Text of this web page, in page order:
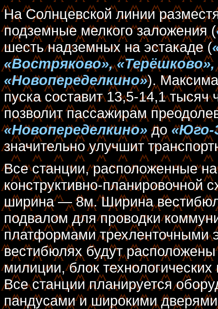
На Солнцевской линии
подземные мелкого заложения (
шесть надземных на эстакаде (
«Востряково»,
«Новопеределкино»).
пуска составит 13,5-14,1
позволит пассажирам
«Новопеределкино» до «Юго-
значительно улучшит
Все станции, расположенные
конструктивно-
ширина — 8м. Ширина
подвалом для проводки
платформами трехленточными
вестибюлях будут
милиции, блок
Все станции планируется
пандусами и широкими